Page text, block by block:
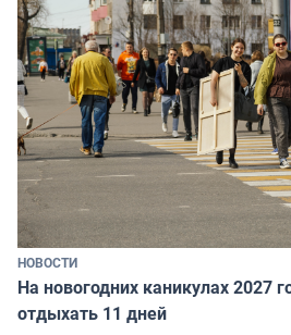
НОВОСТИ
На новогодних каникулах 2027
отдыхать 11 дней